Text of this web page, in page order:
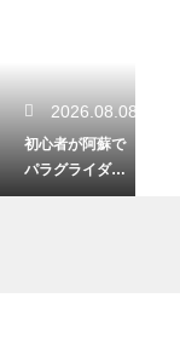
2026.08.08
初心者が阿蘇で
パラグライダー
体験！安全に楽